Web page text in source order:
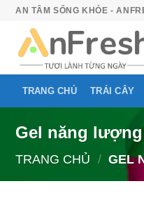
AN TÂM SỐNG KHỎE -
TRANG CHỦ TRÁI CÂY
Gel năng lượng
TRANG CHỦ / GEL